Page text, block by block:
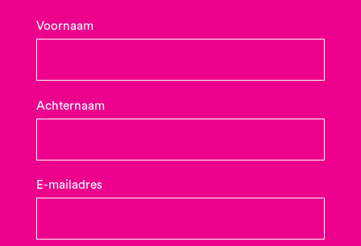
Voornaam
Achternaam
E-mailadres